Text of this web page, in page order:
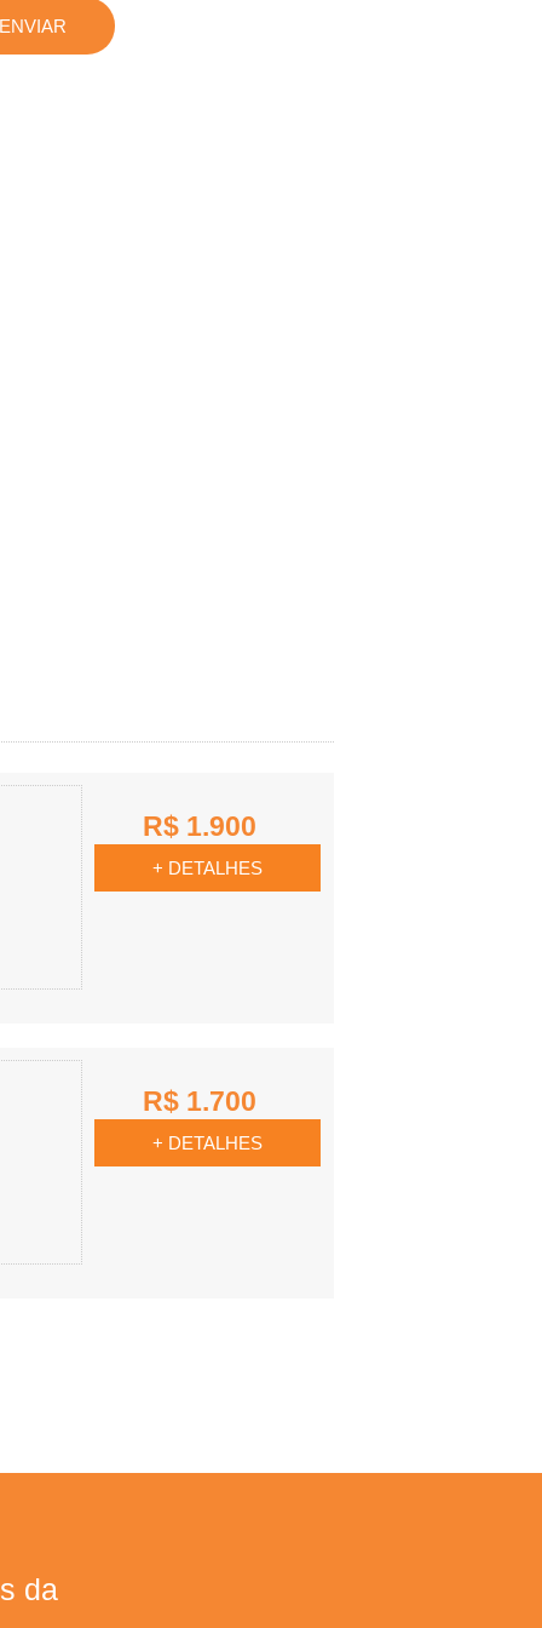
R$ 1.900
+ DETALHES
R$ 1.700
+ DETALHES
da